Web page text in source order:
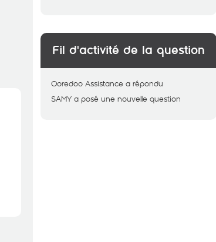
Fil d'activité de la question
Ooredoo Assistance a répondu
SAMY a posé une nouvelle question